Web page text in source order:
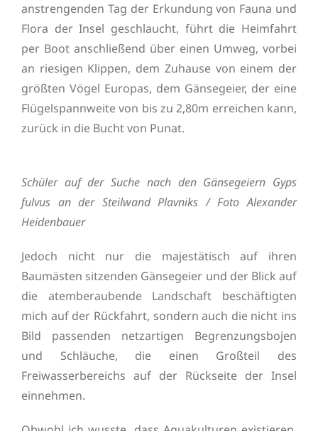
anstrengenden Tag der Erkundung von Fauna und
Flora der Insel geschlaucht, führt die Heimfahrt
per Boot anschließend über einen Umweg, vorbei
an riesigen Klippen, dem Zuhause von einem der
größten Vögel Europas, dem Gänsegeier, der eine
Flügelspannweite von bis zu 2,80m erreichen kann,
zurück in die Bucht von Punat.
Schüler auf der Suche nach den Gänsegeiern Gyps
fulvus an der Steilwand Plavniks / Foto Alexander
Heidenbauer
Jedoch nicht nur die majestätisch auf ihren
Baumästen sitzenden Gänsegeier und der Blick auf
die atemberaubende Landschaft beschäftigten
mich auf der Rückfahrt, sondern auch die nicht ins
Bild passenden netzartigen Begrenzungsbojen
und Schläuche, die einen Großteil des
Freiwasserbereichs auf der Rückseite der Insel
einnehmen.